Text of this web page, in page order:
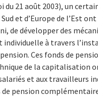
du 21 août 2003), un
Sud et d’Europe de l’Est
de développer des
individuelle à travers
Ces fonds de
de la capitalisation
et aux travailleurs
pension